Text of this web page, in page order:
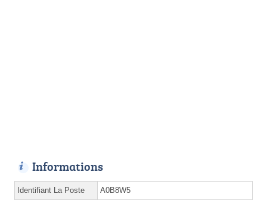
Informations
Identifiant La Poste A0B8W5